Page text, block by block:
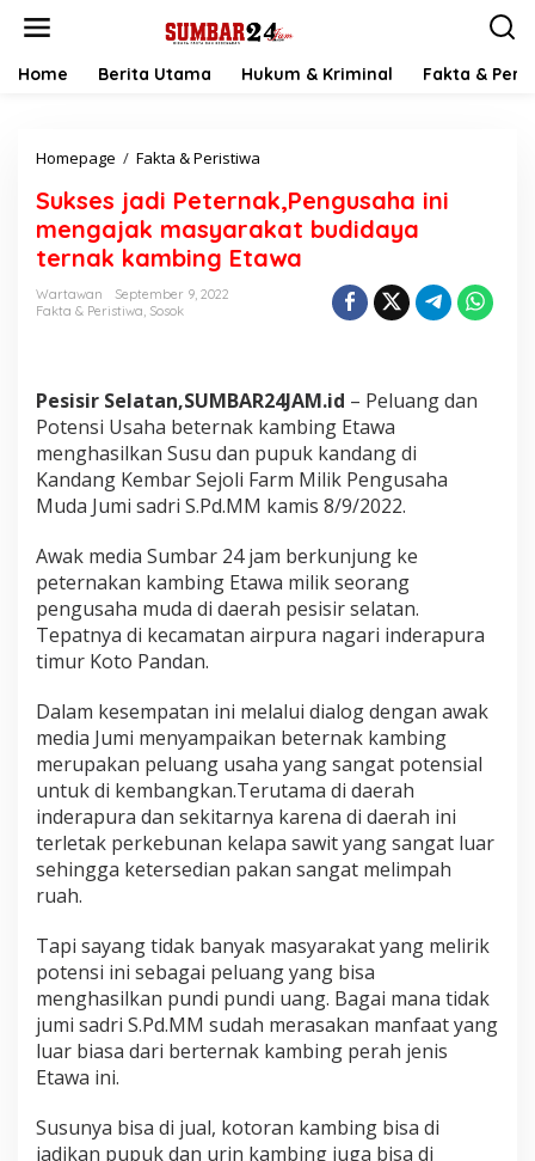
Home Berita Utama Hukum & Kriminal Fakta &
Homepage / Fakta & Peristiwa
k
s
e
s
e
t
e
r
n
a
P
e
n
g
h
a
i
n
i
m
e
n
a
k
m
a
s
y
a
k
Sukses jadi Peternak,Pengusaha ini
mengajak masyarakat budidaya
ternak kambing Etawa
Wartawan
September 9, 2022
Fakta & Peristiwa, Sosok
Pesisir Selatan,SUMBAR24JAM.id – Peluang dan
Potensi Usaha beternak kambing Etawa
menghasilkan Susu dan pupuk kandang di
Kandang Kembar Sejoli Farm Milik Pengusaha
Muda Jumi sadri S.Pd.MM kamis 8/9/2022.
Awak media Sumbar 24 jam berkunjung ke
peternakan kambing Etawa milik seorang
pengusaha muda di daerah pesisir selatan.
Tepatnya di kecamatan airpura nagari inderapura
timur Koto Pandan.
Dalam kesempatan ini melalui dialog dengan awak
media Jumi menyampaikan beternak kambing
merupakan peluang usaha yang sangat potensial
untuk di kembangkan.Terutama di daerah
inderapura dan sekitarnya karena di daerah ini
terletak perkebunan kelapa sawit yang sangat luar
sehingga ketersedian pakan sangat melimpah
ruah.
Tapi sayang tidak banyak masyarakat yang melirik
potensi ini sebagai peluang yang bisa
menghasilkan pundi pundi uang. Bagai mana tidak
jumi sadri S.Pd.MM sudah merasakan manfaat yang
luar biasa dari berternak kambing perah jenis
Etawa ini.
Susunya bisa di jual, kotoran kambing bisa di
jadikan pupuk dan urin kambing juga bisa di